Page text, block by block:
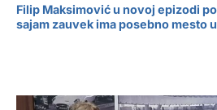
Filip Maksimović u novoj epizodi
sajam zauvek ima posebno mesto